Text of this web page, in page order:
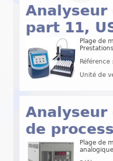
Analyseur
part 11,
Plage de
Unité de
Analyseur
de
Plage de